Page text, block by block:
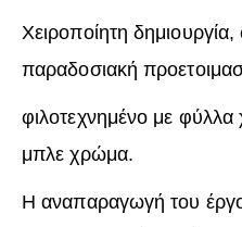
Χειροποίητη
παραδοσιακή
φιλοτεχνημένο με
μπλε χρώμα.
Η αναπαραγωγή του